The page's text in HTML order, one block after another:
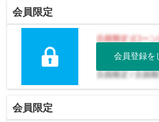
会員限定
会員登録を
会員限定